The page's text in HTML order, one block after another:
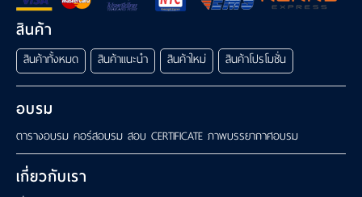
เรา
สินค้า
สินค้าทั้งหมด สินค้าแนะนำ สินค้าใหม่ สินค้าโปรโมชั่น
อบรม
ตารางอบรม คอร์สอบรม สอบ CERTIFICATE ภาพบรรยากาศอบรม
เกี่ยวกับเรา